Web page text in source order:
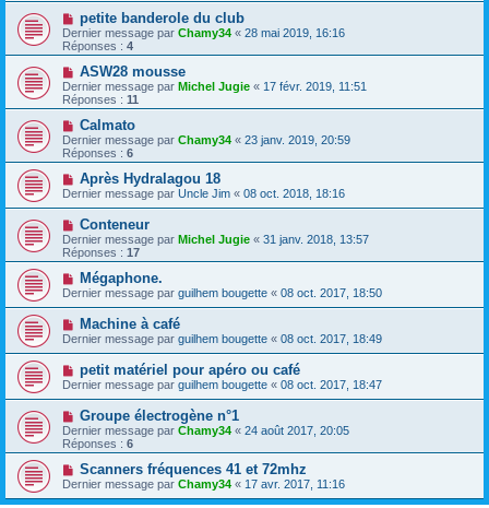
petite banderole du club
Dernier message par Chamy34 « 28 mai 2019, 16:16
Réponses : 4
ASW28 mousse
Dernier message par Michel Jugie « 17 févr. 2019, 11:51
Réponses : 11
Calmato
Dernier message par Chamy34 « 23 janv. 2019, 20:59
Réponses : 6
Après Hydralagou 18
Dernier message par Uncle Jim « 08 oct. 2018, 18:16
Conteneur
Dernier message par Michel Jugie « 31 janv. 2018, 13:57
Réponses : 17
Mégaphone.
Dernier message par guilhem bougette « 08 oct. 2017, 18:50
Machine à café
Dernier message par guilhem bougette « 08 oct. 2017, 18:49
petit matériel pour apéro ou café
Dernier message par guilhem bougette « 08 oct. 2017, 18:47
Groupe électrogène n°1
Dernier message par Chamy34 « 24 août 2017, 20:05
Réponses : 6
Scanners fréquences 41 et 72mhz
Dernier message par Chamy34 « 17 avr. 2017, 11:16